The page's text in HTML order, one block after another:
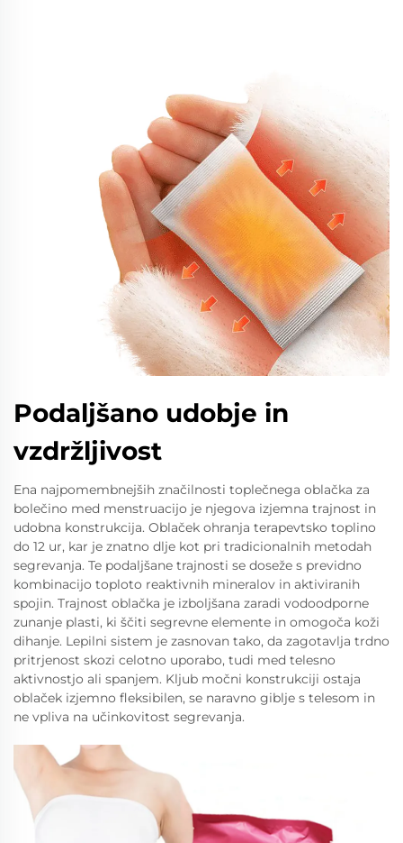
Podaljšano udobje in
vzdržljivost
Ena najpomembnejših značilnosti toplečnega oblačka za
bolečino med menstruacijo je njegova izjemna trajnost in
udobna konstrukcija. Oblaček ohranja terapevtsko toplino
do 12 ur, kar je znatno dlje kot pri tradicionalnih metodah
segrevanja. Te podaljšane trajnosti se doseže s previdno
kombinacijo toploto reaktivnih mineralov in aktiviranih
spojin. Trajnost oblačka je izboljšana zaradi vodoodporne
zunanje plasti, ki ščiti segrevne elemente in omogoča koži
dihanje. Lepilni sistem je zasnovan tako, da zagotavlja trdno
pritrjenost skozi celotno uporabo, tudi med telesno
aktivnostjo ali spanjem. Kljub močni konstrukciji ostaja
oblaček izjemno fleksibilen, se naravno giblje s telesom in
ne vpliva na učinkovitost segrevanja.